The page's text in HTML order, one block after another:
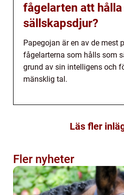
fågelarten att
sällskapsdjur?
Papegojan är en av de mest
fågelarterna som hålls som
grund av sin intelligens och
mänsklig tal.
Läs fler
Fler nyheter